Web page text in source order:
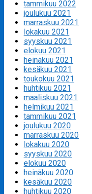
tammikuu 2022
joulukuu 2021
marraskuu 2021
lokakuu 2021
syyskuu 2021
elokuu 2021
heinäkuu 2021
kesäkuu 2021
toukokuu 2021
huhtikuu 2021
maaliskuu 2021
helmikuu 2021
tammikuu 2021
joulukuu 2020
marraskuu 2020
lokakuu 2020
syyskuu 2020
elokuu 2020
heinäkuu 2020
kesäkuu 2020
huhtikuu 2020